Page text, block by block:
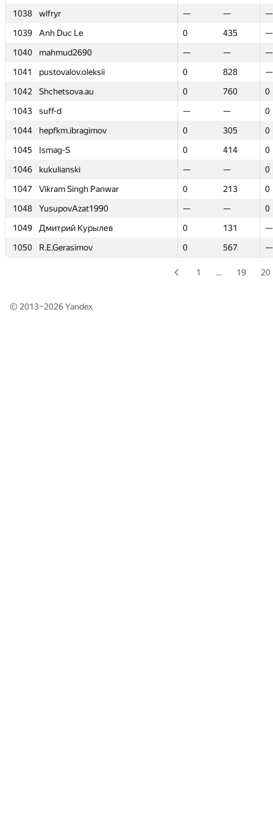
1038
wlfryr — —
—
1039
Anh Duc Le 0 435
—
1040
mahmud2690 — —
—
1041
pustovalov.oleksii 0 828
—
1042
Shchetsova.au 0 760
0
1043
suff-d — —
0
1044
hepfkm.ibragimov 0 305
0
1045
Ismag-S 0 414
0
1046
kukulianski — —
0
1047
Vikram Singh Panwar 0 213
0
1048
YusupovAzat1990 — —
0
1049
Дмитрий Курылев 0 131
—
1050
R.E.Gerasimov 0 567 —
1038
wlfryr — —
—
1039
Anh Duc Le 0 435
—
1040
mahmud2690 — —
—
1041
pustovalov.oleksii 0 828
—
1042
Shchetsova.au 0 760
0
1043
suff-d — —
0
1044
hepfkm.ibragimov 0 305
0
1045
Ismag-S 0 414
0
1046
kukulianski — —
0
1047
Vikram Singh Panwar 0 213
0
1048
YusupovAzat1990 — —
0
1049
Дмитрий Курылев 0 131
—
1050
R.E.Gerasimov 0 567 —
1 … 19 20
© 2013–2026Yandex